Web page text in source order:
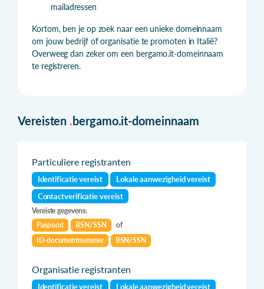
mailadressen
Kortom, ben je op zoek naar een unieke domeinnaam
om jouw bedrijf of organisatie te promoten in Italië?
Overweeg dan zeker om een bergamo.it-domeinnaam
te registreren.
Vereisten .bergamo.it-domeinnaam
Particuliere registranten
Identificatie vereist
Lokale aanwezigheid vereist
Contactverificatie vereist
Vereiste gegevens:
Paspoort
BSN/SSN
of
ID-documentnummer
BSN/SSN
Organisatie registranten
Identificatie vereist Lokale aanwezigheid vereist